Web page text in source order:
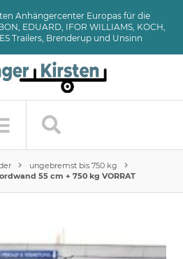
Anhängercenter Europas für die
EDUARD, IFOR WILLIAMS, KOCH,
Trailers, Brenderup und Unsinn
ungebremst bis 750 kg
55 cm + 750 kg VORRAT